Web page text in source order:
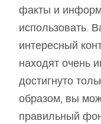
факты и
использовать.
интересный
находят очень
достигнуто
образом, вы
правильный